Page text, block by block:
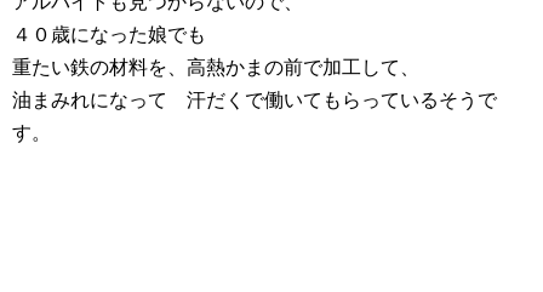
４０歳になった娘でも
重たい鉄の材料を、高熱かまの前で加工して、
油まみれになって 汗だくで働いてもらっているそうで
す。